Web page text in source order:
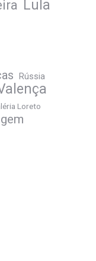
Lula
Rússia
Loreto